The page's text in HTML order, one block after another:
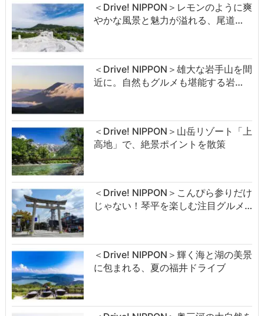
＜Drive! NIPPON＞レモンのように爽
やかな風景と魅力が溢れる、尾道…
＜Drive! NIPPON＞雄大な岩手山を間
近に。自然もグルメも堪能する岩…
＜Drive! NIPPON＞山岳リゾート「上
高地」で、絶景ポイントを散策
＜Drive! NIPPON＞こんぴら参りだけ
じゃない！琴平を楽しむ注目グルメ…
＜Drive! NIPPON＞輝く海と湖の美景
に包まれる、夏の福井ドライブ